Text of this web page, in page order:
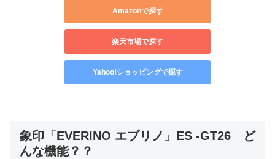
Amazonで探す
楽天市場で探す
Yahoo!ショッピングで探す
象印「EVERINO エブリノ」ES -GT26 ど
んな機能？？